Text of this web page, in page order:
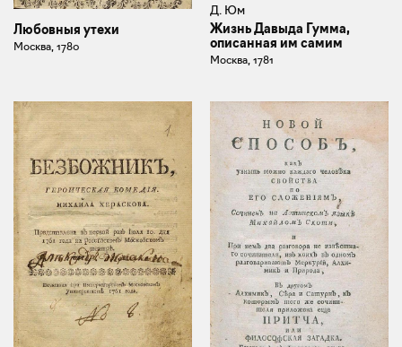
Любовныя утехи
Москва, 1780
Д. Юм
Жизнь Давыда Гумма,
описанная им самим
Москва, 1781